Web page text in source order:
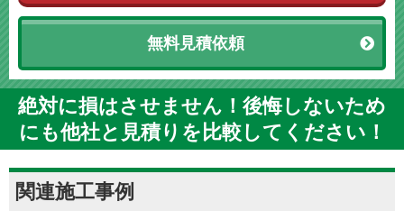
無料見積依頼
絶対に損はさせません！後悔しないため
にも他社と見積りを比較してください！
関連施工事例